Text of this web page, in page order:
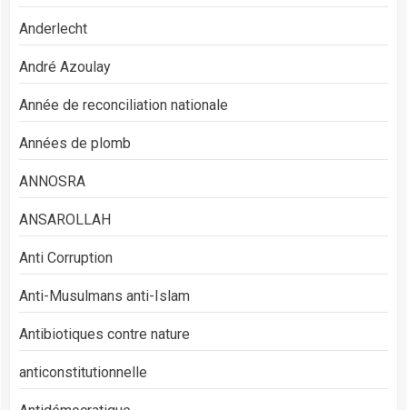
Anderlecht
André Azoulay
Année de reconciliation nationale
Années de plomb
ANNOSRA
ANSAROLLAH
Anti Corruption
Anti-Musulmans anti-Islam
Antibiotiques contre nature
anticonstitutionnelle